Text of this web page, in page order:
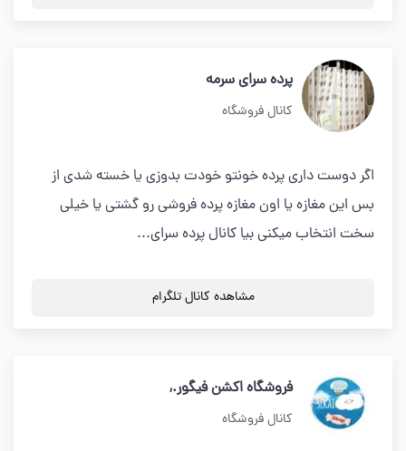
پرده سرای سرمه
کانال فروشگاه
اگر دوست داری پرده خونتو خودت بدوزی یا خسته شدی از
بس این مغازه یا اون مغازه پرده فروشی رو گشتی یا خیلی
سخت انتخاب میکنی بیا کانال پرده سرای...
مشاهده کانال تلگرام
فروشگاه اکشن فیگور.,
کانال فروشگاه